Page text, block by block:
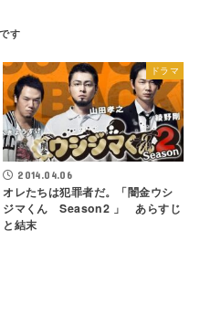
ドラマ
2014.04.06
オレたちは犯罪者だ。「闇金ウシ
ジマくん Season2 」 あらすじ
と結末